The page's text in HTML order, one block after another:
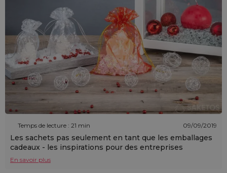
Temps de lecture : 21 min 09/09/2019
Les sachets pas seulement en tant que les emballages
cadeaux - les inspirations pour des entreprises
En savoir plus